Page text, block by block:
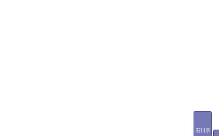
石川県